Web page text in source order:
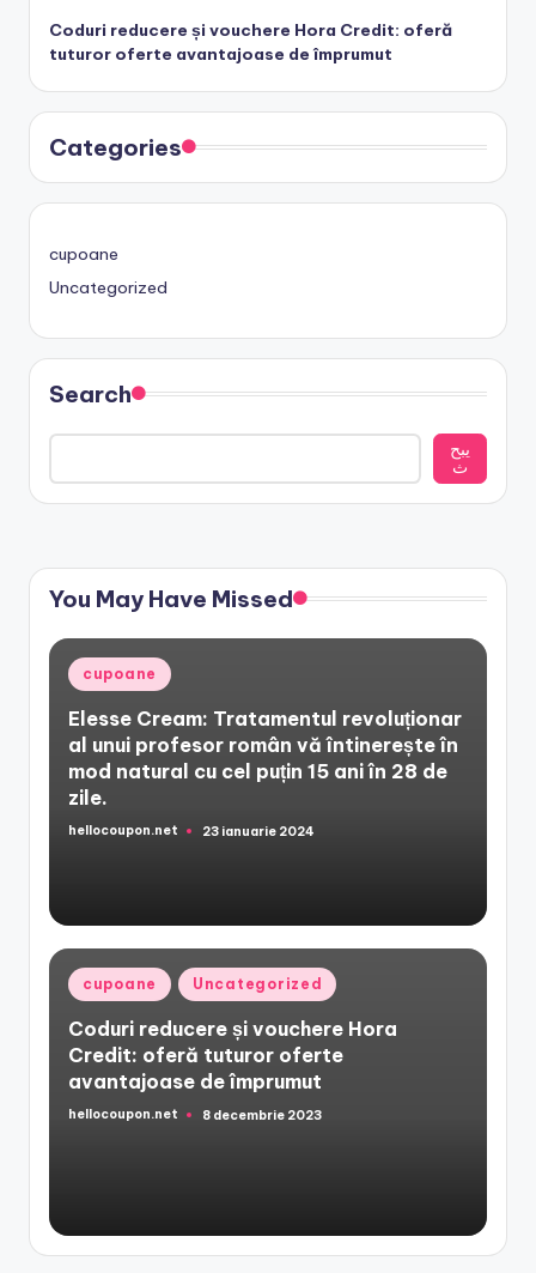
Coduri reducere și vouchere Hora Credit: oferă
tuturor oferte avantajoase de împrumut
Categories
cupoane
Uncategorized
Search
يبح
ث
You May Have Missed
Posted
in
cupoane
Elesse Cream: Tratamentul revoluționar
al unui profesor român vă întinerește în
mod natural cu cel puțin 15 ani în 28 de
zile.
Posted
hellocoupon.net 23 ianuarie 2024
Posted
in
cupoane Uncategorized
Coduri reducere și vouchere Hora
Credit: oferă tuturor oferte
avantajoase de împrumut
Posted
hellocoupon.net 8 decembrie 2023